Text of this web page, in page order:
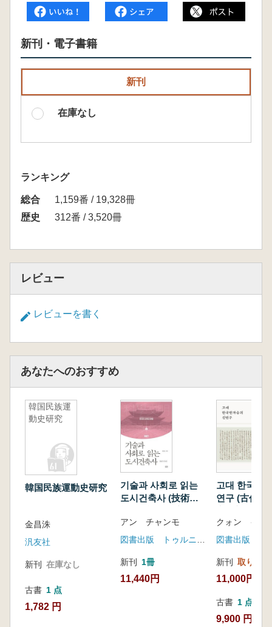
新刊・電子書籍
新刊
在庫なし
ランキング
総合
1,159番 / 19,328冊
歴史
312番 / 3,520冊
レビュー
レビューを書く
あなたへのおすすめ
韓国民族運
動史研究
韓国民族運動史研究
金昌洙
汎友社
新刊 在庫なし
古書 1 点
1,782 円
기술과 사회로 읽는
도시건축사 (技術と
史) 1863-1945
アン チャンモ
図書出版 トゥルニョク
新刊 1冊
11,440円
고대 한국한
연구 (古代韓
クォン イナ
図書出版 亦
新刊 取り寄せ
11,000円
古書 1 点
9,900 円